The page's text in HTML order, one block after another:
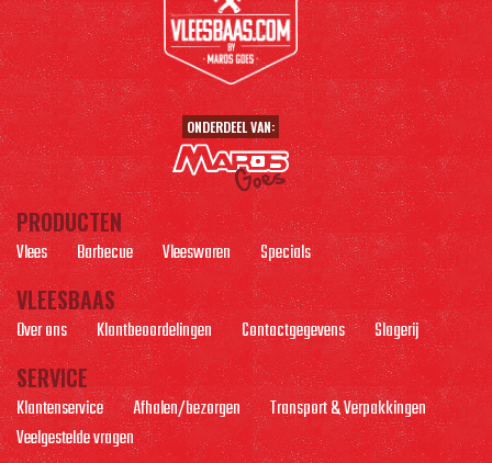
ONDERDEEL VAN:
PRODUCTEN
Vlees Barbecue Vleeswaren Specials
VLEESBAAS
Over ons Klantbeoordelingen Contactgegevens Slagerij
SERVICE
Klantenservice Afhalen/bezorgen
Transport & Verpakkingen
Veelgestelde vragen